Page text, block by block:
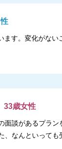
ます。変化がない
33歳女性
面談があるプラ
、なんといって